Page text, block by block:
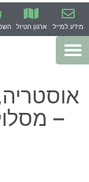
מידע למייל ארגון הטיול
–